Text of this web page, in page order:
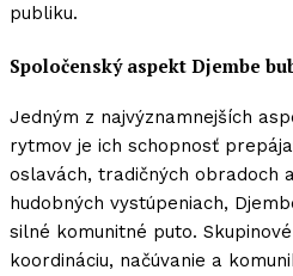
publiku.
Spoločenský aspekt Djembe
Jedným z najvýznamnejších
rytmov je ich schopnosť
oslavách, tradičných obradoch
hudobných vystúpeniach,
silné komunitné puto.
koordináciu, načúvanie a